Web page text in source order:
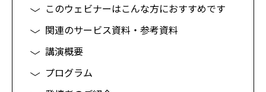
このウェビナーはこんな方におすすめです
関連のサービス資料・参考資料
講演概要
プログラム